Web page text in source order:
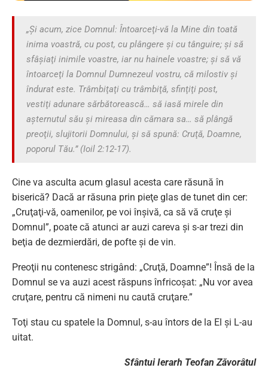
„Şi acum, zice Domnul: Întoarceţi-vă la Mine din toată
inima voastră, cu post, cu plângere şi cu tânguire; şi să
sfâşiaţi inimile voastre, iar nu hainele voastre; şi să vă
întoarceţi la Domnul Dumnezeul vostru, că milostiv şi
îndurat este. Trâmbiţaţi cu trâmbiţă, sfinţiţi post,
vestiţi adunare sărbătorească… să iasă mirele din
aşternutul său şi mireasa din cămara sa… să plângă
preoţii, slujitorii Domnului, şi să spună: Cruţă, Doamne,
poporul Tău.”(Ioil 2:12-17).
Cine va asculta acum glasul acesta care răsună în
biserică? Dacă ar răsuna prin pieţe glas de tunet din cer:
„Cruţaţi-vă, oamenilor, pe voi înşivă, ca să vă cruţe şi
Domnul”, poate că atunci ar auzi careva şi s-ar trezi din
beţia de dezmierdări, de pofte şi de vin.
Preoţii nu contenesc strigând: „Cruţă, Doamne”! Însă de la
Domnul se va auzi acest răspuns înfricoşat: „Nu vor avea
cruţare, pentru că nimeni nu caută cruţare.”
Toţi stau cu spatele la Domnul, s-au întors de la El şi L-au
uitat.
Sfântui Ierarh Teofan Zăvorâtul